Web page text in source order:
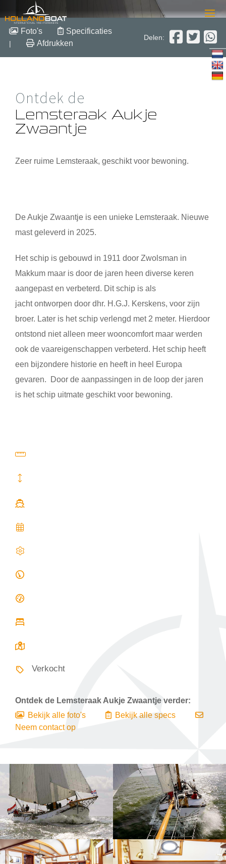
Lemsteraak Aukje
Zwaantje
Staal
Verkocht
Foto's Specificaties
| Afdrukken
Delen:
Ontdek de
Lemsteraak Aukje
Zwaantje
Zeer ruime Lemsteraak, geschikt voor bewoning.
De Aukje Zwaantje is een unieke Lemsteraak. Nieuwe
mast geleverd in 2025.
Het schip is gebouwd in 1911 door Zwolsman in
Makkum maar is door de jaren heen diverse keren
aangepast en verbeterd. Dit schip is als
jacht ontworpen door dhr. H.G.J. Kerskens, voor zijn
broer. Later is het schip verlengd met 2 meter. Hierdoor
ontstond niet alleen meer wooncomfort maar werden
ook de vaareigenschappen verbeterd. Het schip heeft
een bijzondere historie en heeft in heel Europa
gevaren. Door de aanpassingen in de loop der jaren
is het schip uitmate geschikt voor bewoning.
Verkocht
Ontdek de Lemsteraak Aukje Zwaantje verder:
Bekijk alle foto's
Bekijk alle specs
Neem contact op